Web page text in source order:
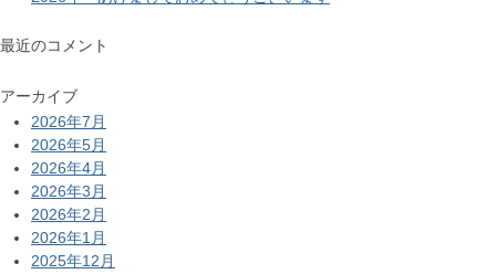
最近のコメント
アーカイブ
2026年7月
2026年5月
2026年4月
2026年3月
2026年2月
2026年1月
2025年12月